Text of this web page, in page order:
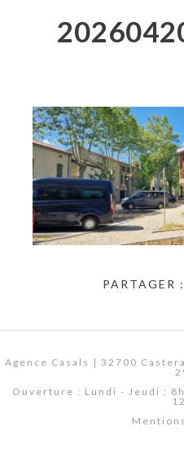
PARTAGER :
Agence Casals | 32700
Ouverture : Lundi - Jeudi :